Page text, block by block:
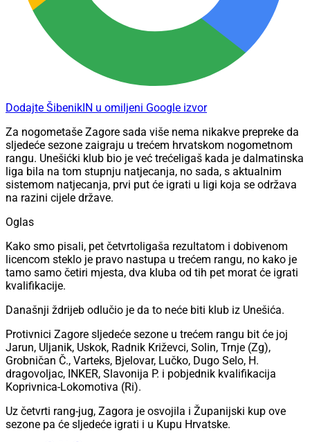
Dodajte ŠibenikIN u omiljeni Google izvor
Za nogometaše Zagore sada više nema nikakve prepreke da
sljedeće sezone zaigraju u trećem hrvatskom nogometnom
rangu. Unešićki klub bio je već trećeligaš kada je dalmatinska
liga bila na tom stupnju natjecanja, no sada, s aktualnim
sistemom natjecanja, prvi put će igrati u ligi koja se održava
na razini cijele države.
Oglas
Kako smo pisali, pet četvrtoligaša rezultatom i dobivenom
licencom steklo je pravo nastupa u trećem rangu, no kako je
tamo samo četiri mjesta, dva kluba od tih pet morat će igrati
kvalifikacije.
Današnji ždrijeb odlučio je da to neće biti klub iz Unešića.
Protivnici Zagore sljedeće sezone u trećem rangu bit će joj
Jarun, Uljanik, Uskok, Radnik Križevci, Solin, Trnje (Zg),
Grobničan Č., Varteks, Bjelovar, Lučko, Dugo Selo, H.
dragovoljac, INKER, Slavonija P. i pobjednik kvalifikacija
Koprivnica-Lokomotiva (Ri).
Uz četvrti rang-jug, Zagora je osvojila i Županijski kup ove
sezone pa će sljedeće igrati i u Kupu Hrvatske.